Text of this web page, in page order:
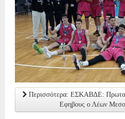
Περισσότερα: ΕΣΚΑΒΔΕ:
Εφηβους ο Λέων